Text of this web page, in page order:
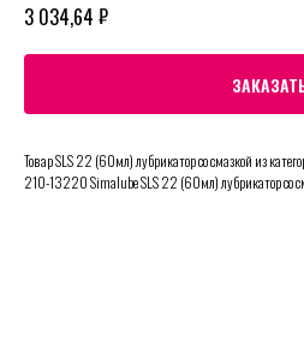
3 034,64 ₽
Товар SLS 22 (60мл) лубрикатор со смазкой из
210-13220 Simalube SLS 22 (60мл) лубрикатор со